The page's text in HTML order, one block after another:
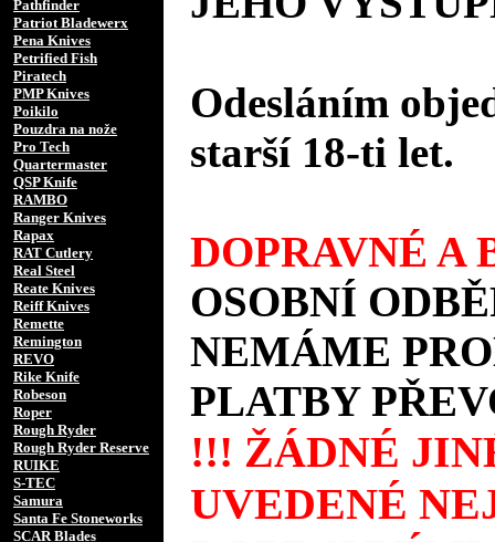
Pathfinder
Patriot Bladewerx
Pena Knives
Petrified Fish
Piratech
PMP Knives
Poikilo
Pouzdra na nože
Pro Tech
Quartermaster
QSP Knife
RAMBO
Ranger Knives
Rapax
RAT Cutlery
Real Steel
Reate Knives
Reiff Knives
Remette
Remington
REVO
Rike Knife
Robeson
Roper
Rough Ryder
Rough Ryder Reserve
RUIKE
S-TEC
Samura
Santa Fe Stoneworks
SCAR Blades
Odesláním
starší 18-ti let.
DOPRAVNÉ A
OSOBNÍ
NEMÁME
PLATBY
!!! ŽÁDNÉ
UVEDENÉ